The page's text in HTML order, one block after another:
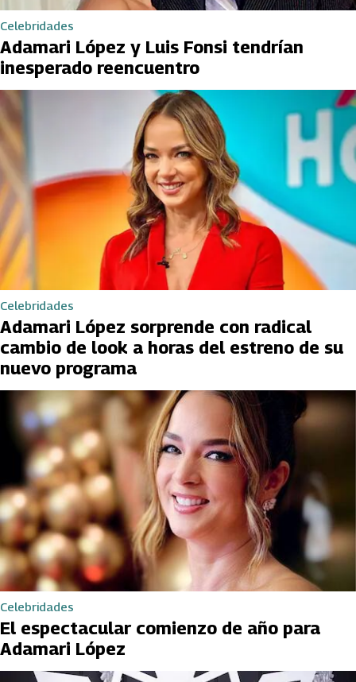
Celebridades
Adamari López y Luis Fonsi tendrían
inesperado reencuentro
Celebridades
Adamari López sorprende con radical
cambio de look a horas del estreno de su
nuevo programa
Celebridades
El espectacular comienzo de año para
Adamari López